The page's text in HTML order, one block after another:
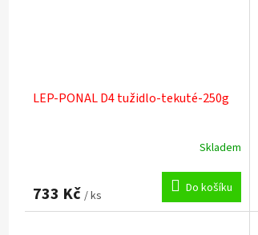
LEP-PONAL D4 tužidlo-tekuté-250g
Skladem
733 Kč / ks Do košíku